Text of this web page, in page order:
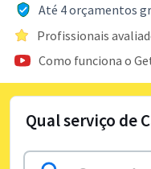
Até 4 orçamentos
Profissionais
Como funciona o
Qual serviço de